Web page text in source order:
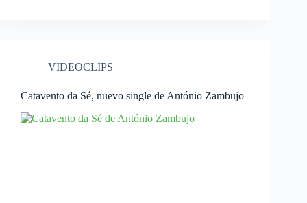
VIDEOCLIPS
Catavento da Sé, nuevo single de António Zambujo